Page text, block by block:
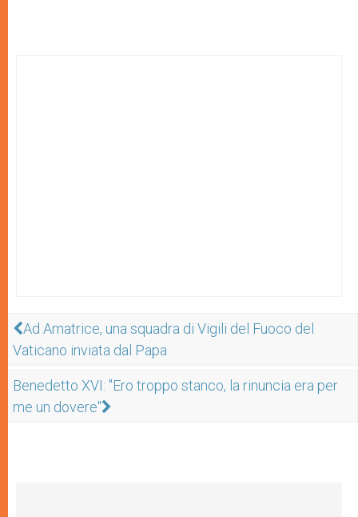
Ad Amatrice, una squadra di Vigili del Fuoco del
Vaticano inviata dal Papa
Benedetto XVI: "Ero troppo stanco, la rinuncia era per
me un dovere"